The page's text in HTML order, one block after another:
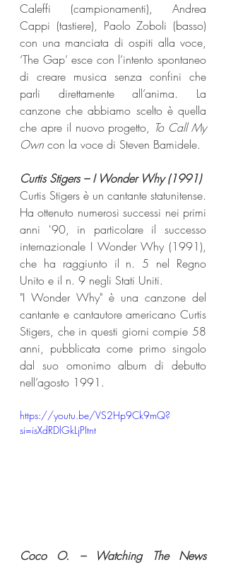
Caleffi (campionamenti), Andrea
Cappi (tastiere), Paolo Zoboli (basso)
con una manciata di ospiti alla voce,
‘The Gap’ esce con l’intento spontaneo
di creare musica senza confini che
parli direttamente all’anima. La
canzone che abbiamo scelto è quella
che apre il nuovo progetto, To Call My
Own con la voce di Steven Bamidele.
Curtis Stigers – I Wonder Why (1991)
Curtis Stigers è un cantante statunitense.
Ha ottenuto numerosi successi nei primi
anni '90, in particolare il successo
internazionale I Wonder Why (1991),
che ha raggiunto il n. 5 nel Regno
Unito e il n. 9 negli Stati Uniti.
"I Wonder Why" è una canzone del
cantante e cantautore americano Curtis
Stigers, che in questi giorni compie 58
anni, pubblicata come primo singolo
dal suo omonimo album di debutto
nell’agosto 1991.
https://youtu.be/VS2Hp9Ck9mQ?
si=isXdRDlGkLjPItnt
Coco O. – Watching The News